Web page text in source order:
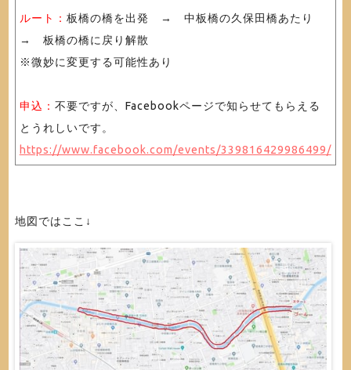
ルート： 板橋の橋を出発 → 中板橋の久保田橋あたり
→ 板橋の橋に戻り解散
※微妙に変更する可能性あり
申込： 不要ですが、Facebookページで知らせてもらえる
とうれしいです。
https://www.facebook.com/events/339816429986499/
地図ではここ↓